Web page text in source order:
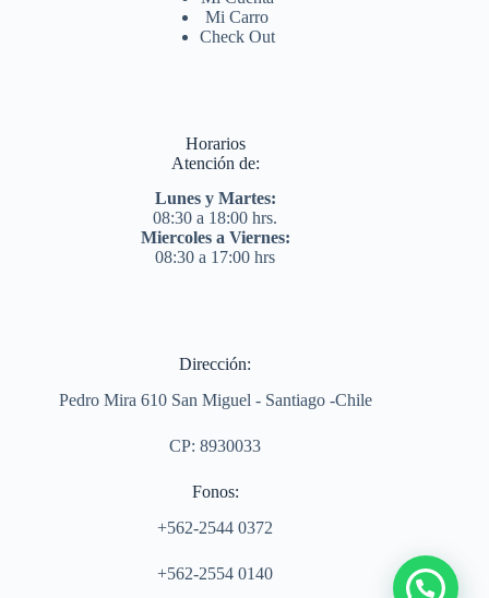
Mi Carro
Check Out
Horarios
Atención de:
Lunes y Martes:
08:30 a 18:00 hrs.
Miercoles a Viernes:
08:30 a 17:00 hrs
Dirección:
Pedro Mira 610 San Miguel - Santiago -Chile
CP: 8930033
Fonos:
+562-2544 0372
+562-2554 0140